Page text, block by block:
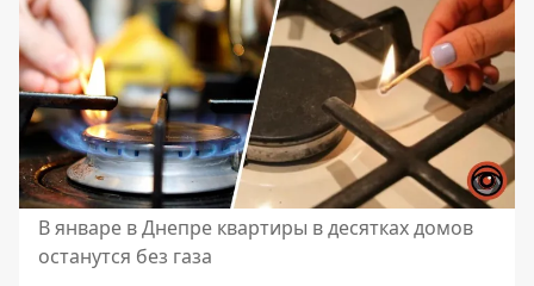
В январе в Днепре квартиры в десятках домов
останутся без газа